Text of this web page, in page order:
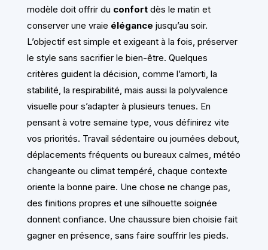
modèle doit offrir du confortdès le matin et
conserver une vraie élégance jusqu’au soir.
L’objectif est simple et exigeant à la fois, préserver
le style sans sacrifier le bien-être. Quelques
critères guident la décision, comme l’amorti, la
stabilité, la respirabilité, mais aussi la polyvalence
visuelle pour s’adapter à plusieurs tenues. En
pensant à votre semaine type, vous définirez vite
vos priorités. Travail sédentaire ou journées debout,
déplacements fréquents ou bureaux calmes, météo
changeante ou climat tempéré, chaque contexte
oriente la bonne paire. Une chose ne change pas,
des finitions propres et une silhouette soignée
donnent confiance. Une chaussure bien choisie fait
gagner en présence, sans faire souffrir les pieds.